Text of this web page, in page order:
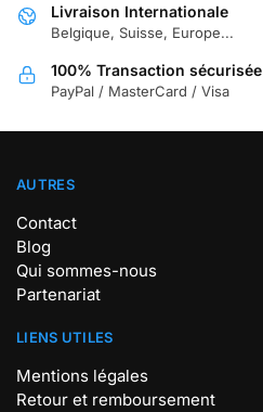
Livraison Internationale
Belgique, Suisse, Europe...
100% Transaction sécurisée
PayPal / MasterCard / Visa
AUTRES
Contact
Blog
Qui sommes-nous
Partenariat
LIENS UTILES
Mentions légales
Retour et remboursement